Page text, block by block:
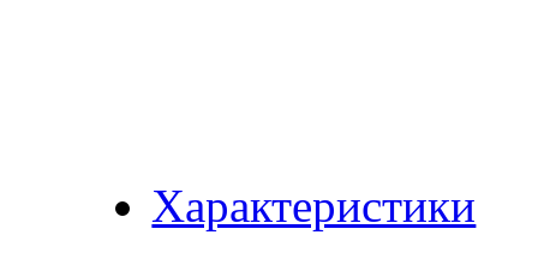
Характеристики